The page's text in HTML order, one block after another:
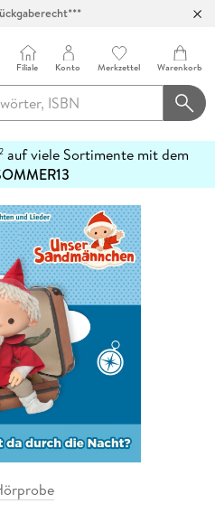
Filiale Konto Merkzettel Warenkorb
auf viele Sortimente mit dem